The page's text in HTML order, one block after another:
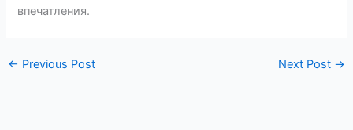
впечатления.
← Previous Post Next Post →